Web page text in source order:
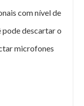
com nível de
descartar o
microfones